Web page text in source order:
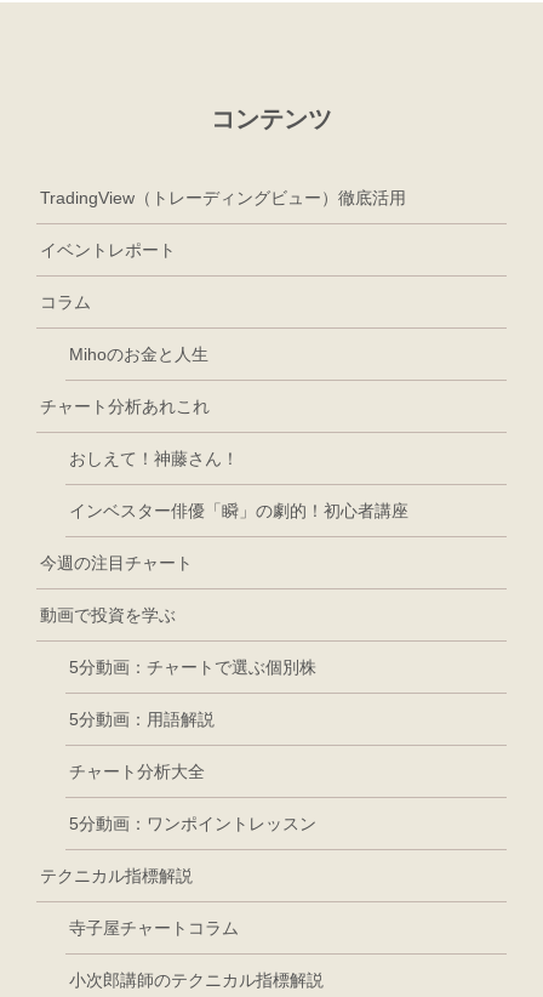
コンテンツ
TradingView（トレーディングビュー）徹底活用
イベントレポート
コラム
Mihoのお金と人生
チャート分析あれこれ
おしえて！神藤さん！
インベスター俳優「瞬」の劇的！初心者講座
今週の注目チャート
動画で投資を学ぶ
5分動画：チャートで選ぶ個別株
5分動画：用語解説
チャート分析大全
5分動画：ワンポイントレッスン
テクニカル指標解説
寺子屋チャートコラム
小次郎講師のテクニカル指標解説